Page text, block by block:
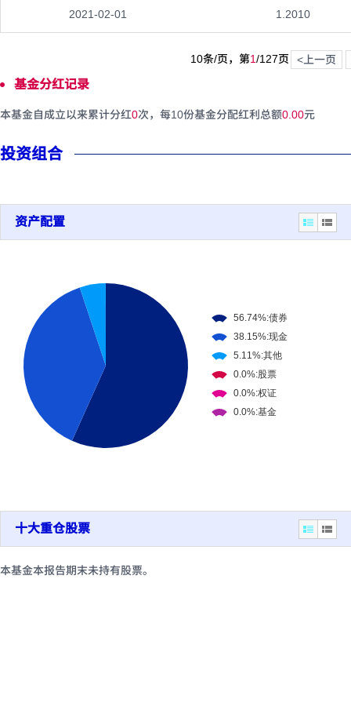
2021-02-01 1.2010
10条/页，第1/127页 <上一页
基金分红记录
本基金自成立以来累计分红0次，每10份基金分配红利总额0.00元
投资组合
资产配置
十大重仓股票
本基金本报告期末未持有股票。